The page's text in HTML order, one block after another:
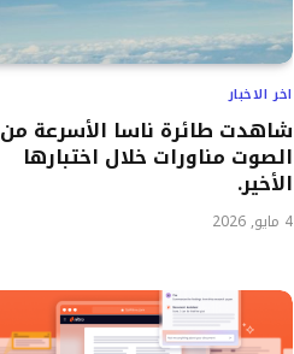
اخر الاخبار
شاهدت طائرة ناسا الأسرعة من
الصوت مناورات خلال اختبارها
الأخير.
4 مايو, 2026